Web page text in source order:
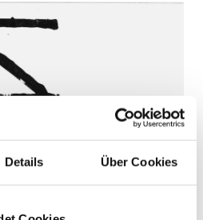
Details Über Cookies